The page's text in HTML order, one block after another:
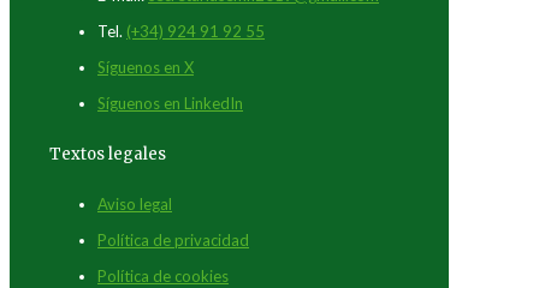
Tel. (+34) 924 91 92 55
Síguenos en X
Síguenos en LinkedIn
Textos legales
Aviso legal
Política de privacidad
Política de cookies